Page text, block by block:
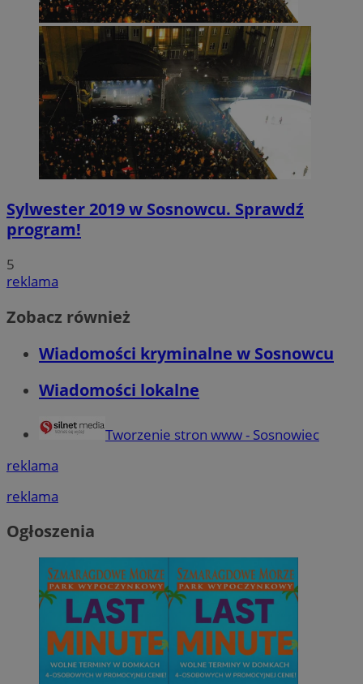
Sylwester 2019 w Sosnowcu. Sprawdź
program!
5
reklama
Zobacz również
Wiadomości kryminalne w Sosnowcu
Wiadomości lokalne
Tworzenie stron www - Sosnowiec
reklama
reklama
Ogłoszenia